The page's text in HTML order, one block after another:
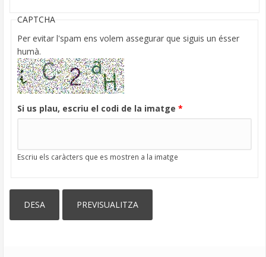
CAPTCHA
Per evitar l'spam ens volem assegurar que siguis un ésser
humà.
Si us plau, escriu el codi de la imatge *
Escriu els caràcters que es mostren a la imatge